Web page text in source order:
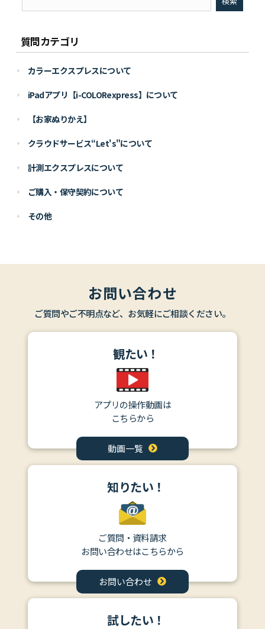
質問カテゴリ
カラーエクスプレスについて
iPadアプリ【i-COLORexpress】について
【お家ぬりかえ】
クラウドサービス“Let's"について
計測エクスプレスについて
ご購入・保守契約について
その他
お問い合わせ
ご質問やご不明点など、お気軽にご相談ください。
観たい！
アプリの操作動画は
こちらから
動画一覧
知りたい！
ご質問・資料請求
お問い合わせはこちらから
お問い合わせ
試したい！